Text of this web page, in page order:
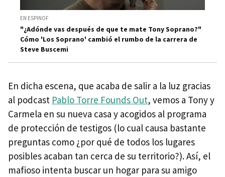
EN ESPINOF
"¿Adónde vas después de que te mate Tony Soprano?"
Cómo 'Los Soprano' cambió el rumbo de la carrera de
Steve Buscemi
En dicha escena, que acaba de salir a la luz gracias
al podcast Pablo Torre Founds Out, vemos a Tony y
Carmela en su nueva casa y acogidos al programa
de protección de testigos (lo cual causa bastante
preguntas como ¿por qué de todos los lugares
posibles acaban tan cerca de su territorio?). Así, el
mafioso intenta buscar un hogar para su amigo